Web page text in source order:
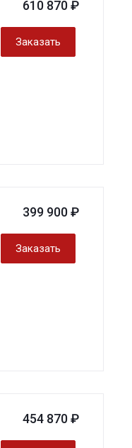
610 870 ₽
Заказать
399 900 ₽
Заказать
454 870 ₽